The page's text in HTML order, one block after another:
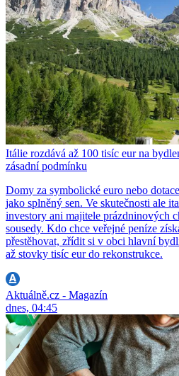
Itálie rozdává až 100 tisíc eur na
zásadní podmínku
Domy za symbolické euro nebo
jako splněný sen. Ve skutečnosti ale
investory ani majitele prázdninových
sousedy. Kdo chce veřejné peníze
přestěhovat, zřídit si v obci hlavní
až stovky tisíc eur do rekonstrukce.
Aktuálně.cz - Magazín
dnes, 04:45